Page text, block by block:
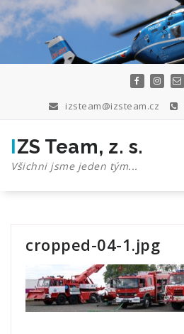
Skip
to
content
izsteam@izsteam.cz
IZS Team, z. s.
Všichni jsme jeden tým...
cropped-04-1.jpg